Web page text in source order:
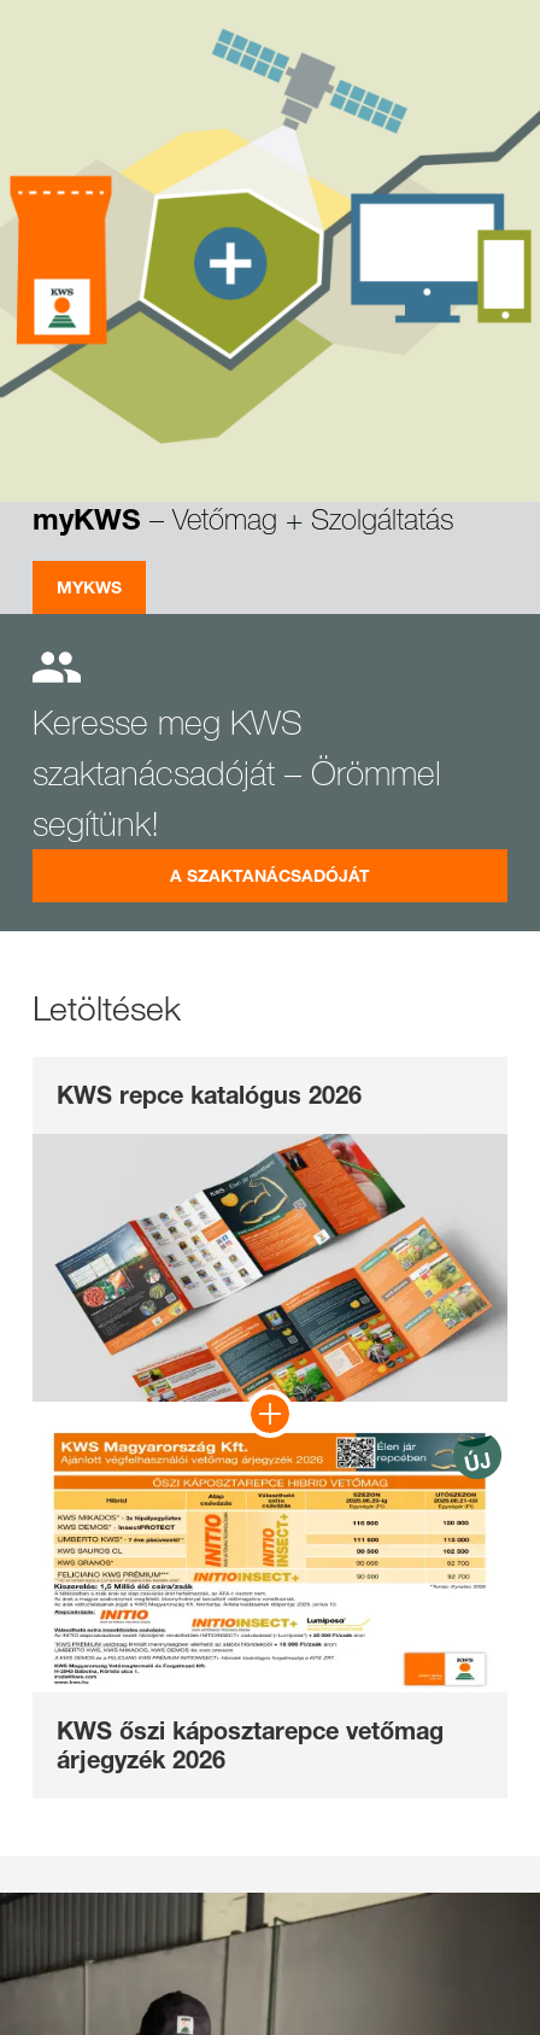
myKWS – Vetőmag + Szolgáltatás
MYKWS
Keresse meg KWS
szaktanácsadóját – Örömmel
segítünk!
A SZAKTANÁCSADÓJÁT
Letöltések
KWS repce katalógus 2026
KWS őszi káposztarepce vetőmag
árjegyzék 2026